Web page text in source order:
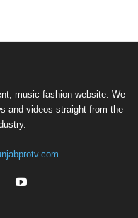
music fashion website. We
and videos straight from the